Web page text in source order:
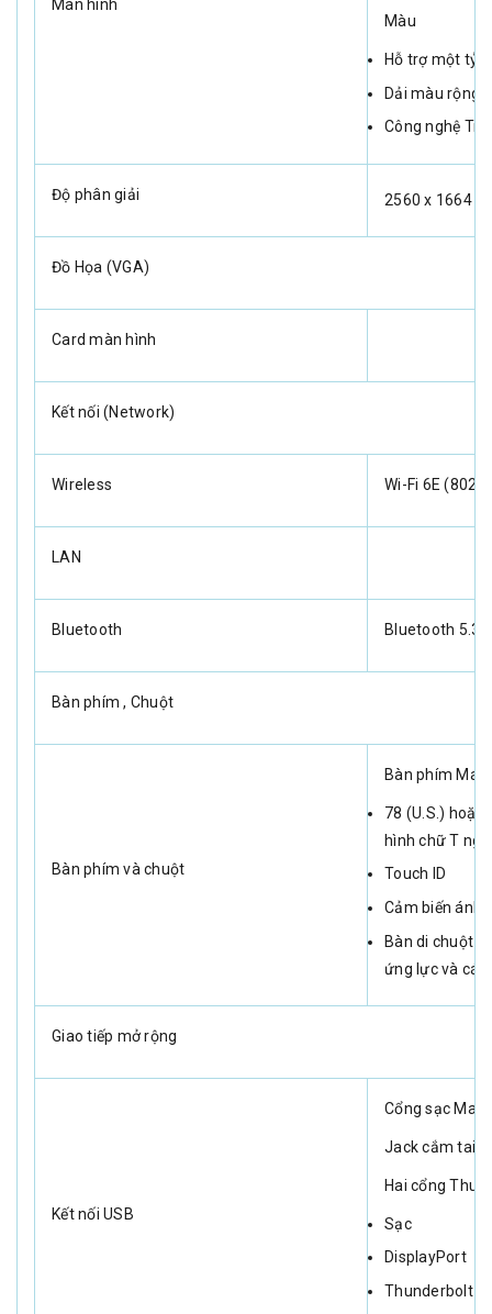
Màn hình
Màu
Hỗ trợ một tỷ
Dải màu rộng
Công nghệ
Độ phân giải 2560 x 1664
Đồ Họa (VGA)
Card màn hình
Kết nối (Network)
Wireless Wi-Fi 6E
LAN
Bluetooth Bluetooth 5.3
Bàn phím , Chuột
Bàn phím và chuột
Bàn phím
78 (U.S.)
hình chữ T
Touch ID
Cảm biến ánh
Bàn di chuột
ứng lực và các
Giao tiếp mở rộng
Kết nối USB
Cổng sạc
Jack cắm tai
Hai cổng
Sạc
DisplayPort
Thunderbolt 3